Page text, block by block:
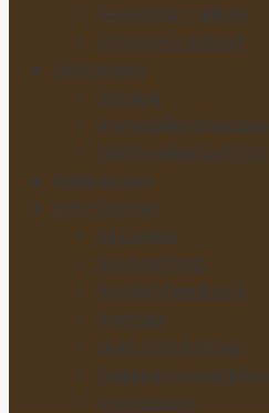
Gewerbe – Miete
Grundstückskauf
Leistungen
Service
Makleralleinauftrag
Referenzen
Info-Center
Aktuelles
Suchauftrag
Kundenfeedback
Kontakt
Links und Partner
Impressum